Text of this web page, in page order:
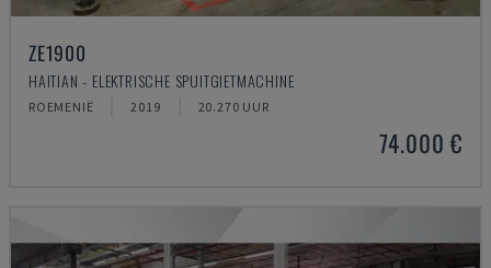
ZE1900
HAITIAN - ELEKTRISCHE SPUITGIETMACHINE
ROEMENIË 2019 20.270 UUR
74.000 €